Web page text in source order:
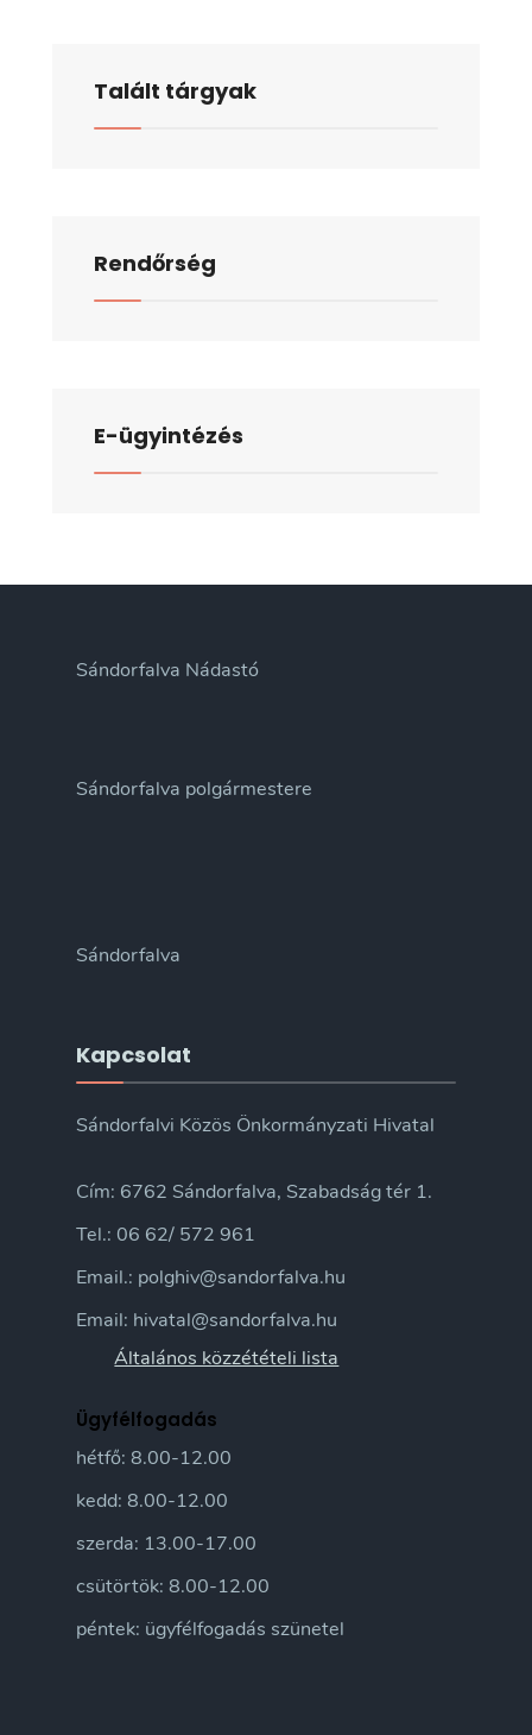
Talált tárgyak
Rendőrség
E-ügyintézés
Sándorfalva Nádastó
Sándorfalva polgármestere
Sándorfalva
Kapcsolat
Sándorfalvi Közös Önkormányzati Hivatal
Cím: 6762 Sándorfalva, Szabadság tér 1.
Tel.: 06 62/ 572 961
Email.: polghiv@sandorfalva.hu
Email: hivatal@sandorfalva.hu
Általános közzétételi lista
Ügyfélfogadás
hétfő: 8.00-12.00
kedd: 8.00-12.00
szerda: 13.00-17.00
csütörtök: 8.00-12.00
péntek: ügyfélfogadás szünetel